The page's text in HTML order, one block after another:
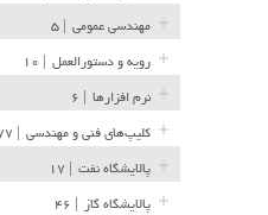
مهندسی عمومی
رویه و دستورالعمل
نرم افزارها
کلیپ‌های فنی و مهندسی
پالایشگاه نفت
پالایشگاه گاز